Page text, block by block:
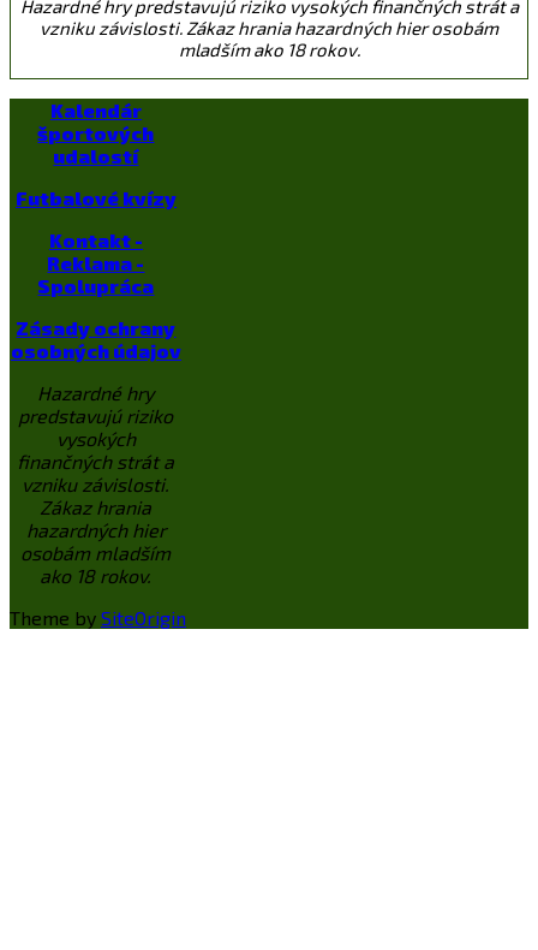
Hazardné hry predstavujú riziko vysokých finančných strát a
vzniku závislosti. Zákaz hrania hazardných hier osobám
mladším ako 18 rokov.
Kalendár
športových
udalostí
Futbalové kvízy
Kontakt -
Reklama -
Spolupráca
Zásady ochrany
osobných údajov
Hazardné hry
predstavujú riziko
vysokých
finančných strát a
vzniku závislosti.
Zákaz hrania
hazardných hier
osobám mladším
ako 18 rokov.
Theme by SiteOrigin